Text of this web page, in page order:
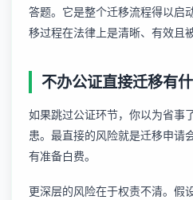
答题。它是整个迁移流程得以启
移过程在法律上是清晰、有效且
不办公证直接迁移有什
如果跳过公证环节，你以为省事
患。最直接的风险就是迁移申请
有准备白费。
更深层的风险在于权责不清。假